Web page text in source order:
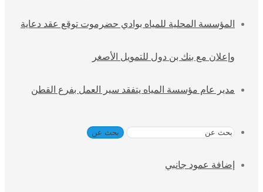
المؤسسة المحلية للمياه بوادي حضرموت توقع عقد دعاية
وإعلان مع بنك بن دول للتمويل الأصغر
مدير عام مؤسسة المياه يتفقد سير العمل بفرع القطن
بحث عن
إضافة عمود جانبي